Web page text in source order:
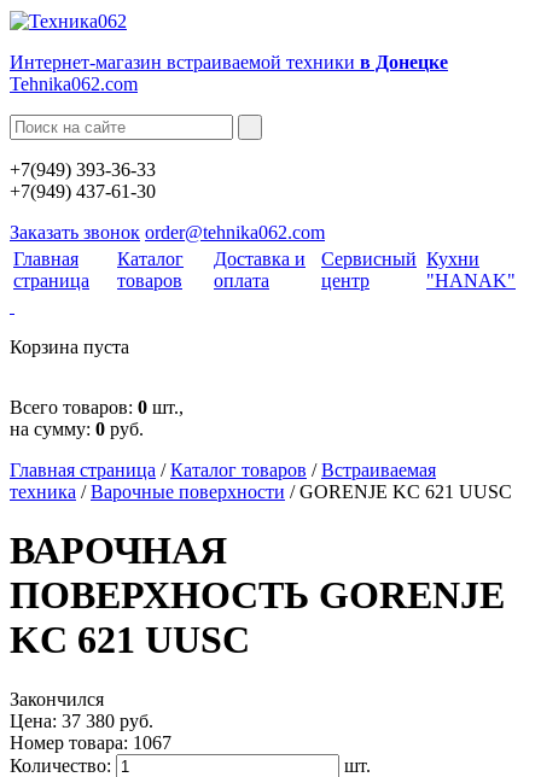
Интернет-магазин встраиваемой техники в Донецке
Tehnika062.com
+7(949) 393-36-33
+7(949) 437-61-30
Заказать звонок order@tehnika062.com
Главная
страница
Каталог
товаров
Доставка и
оплата
Сервисный
центр
Кухни
"HANAK"
Корзина пуста
Всего товаров: 0 шт.,
на сумму: 0 руб.
Главная страница /Каталог товаров /Встраиваемая
техника /Варочные поверхности /GORENJE KC 621 UUSC
ВАРОЧНАЯ
ПОВЕРХНОСТЬ GORENJE
KC 621 UUSC
Закончился
Цена: 37 380 руб.
Номер товара: 1067
Количество:
шт.